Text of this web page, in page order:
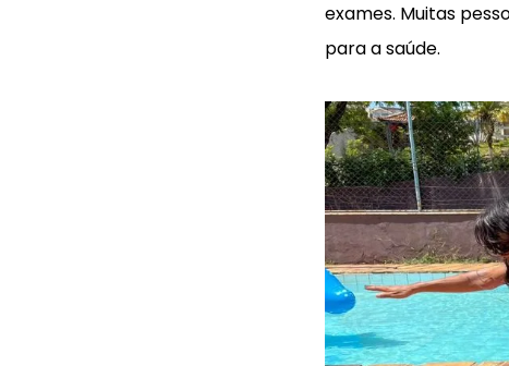
exames. Muitas
para a saúde.